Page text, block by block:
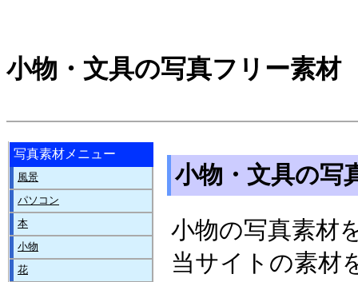
小物・文具の写真フリー素材
写真素材メニュー
風景
パソコン
本
小物
花
小物・文具の写
小物の写真素材
当サイトの素材